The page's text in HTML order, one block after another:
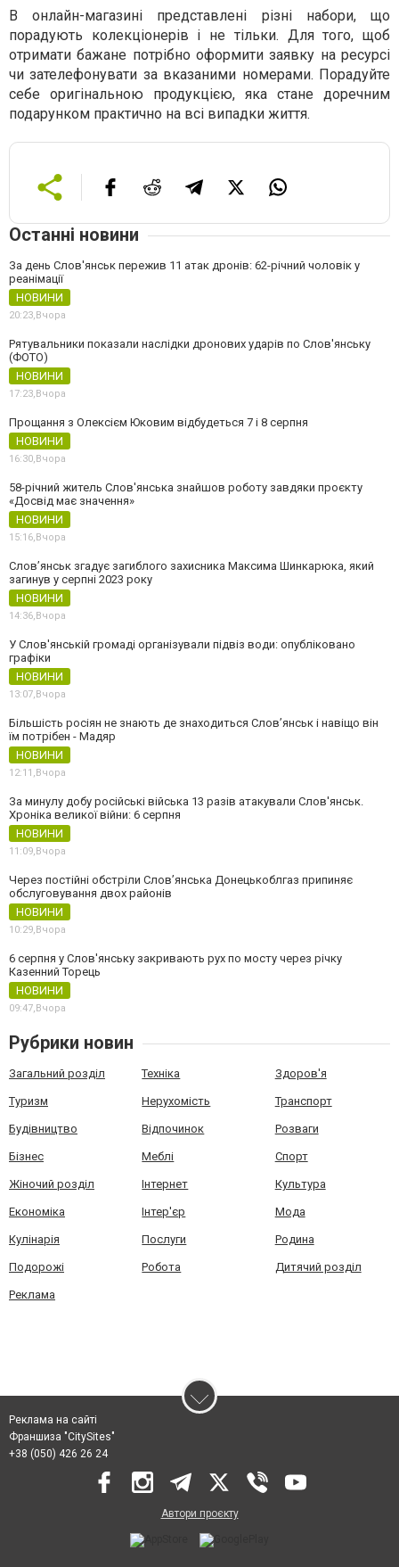
В онлайн-магазині представлені різні набори, що
порадують колекціонерів і не тільки. Для того, щоб
отримати бажане потрібно оформити заявку на ресурсі
чи зателефонувати за вказаними номерами. Порадуйте
себе оригінальною продукцією, яка стане доречним
подарунком практично на всі випадки життя.
Останні новини
За день Слов'янськ пережив 11 атак дронів: 62-річний чоловік у
реанімації
НОВИНИ
20:23,Вчора
Рятувальники показали наслідки дронових ударів по Слов'янську
(ФОТО)
НОВИНИ
17:23,Вчора
Прощання з Олексієм Юковим відбудеться 7 і 8 серпня
НОВИНИ
16:30,Вчора
58-річний житель Слов'янська знайшов роботу завдяки проєкту
«Досвід має значення»
НОВИНИ
15:16,Вчора
Слов’янськ згадує загиблого захисника Максима Шинкарюка, який
загинув у серпні 2023 року
НОВИНИ
14:36,Вчора
У Слов'янській громаді організували підвіз води: опубліковано
графіки
НОВИНИ
13:07,Вчора
Більшість росіян не знають де знаходиться Слов’янськ і навіщо він
їм потрібен - Мадяр
НОВИНИ
12:11,Вчора
За минулу добу російські війська 13 разів атакували Слов'янськ.
Хроніка великої війни: 6 серпня
НОВИНИ
11:09,Вчора
Через постійні обстріли Слов’янська Донецькоблгаз припиняє
обслуговування двох районів
НОВИНИ
10:29,Вчора
6 серпня у Слов'янську закривають рух по мосту через річку
Казенний Торець
НОВИНИ
09:47,Вчора
Рубрики новин
Загальний розділ Техніка Здоров'я
Туризм Нерухомість Транспорт
Будівництво Відпочинок Розваги
Бізнес Меблі Спорт
Жіночий розділ Інтернет Культура
Економіка Інтер'єр Мода
Кулінарія Послуги Родина
Подорожі Робота Дитячий розділ
Реклама
Реклама на сайті
Франшиза "CitySites"
+38 (050) 426 26 24
Автори проєкту